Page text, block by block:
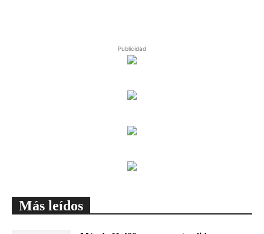
Publicidad
Más leídos